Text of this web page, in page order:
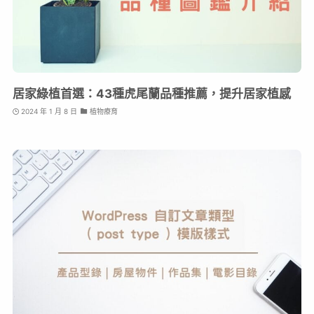
居家綠植首選：43種虎尾蘭品種推薦，提升居家植感
2024 年 1 月 8 日 植物療育